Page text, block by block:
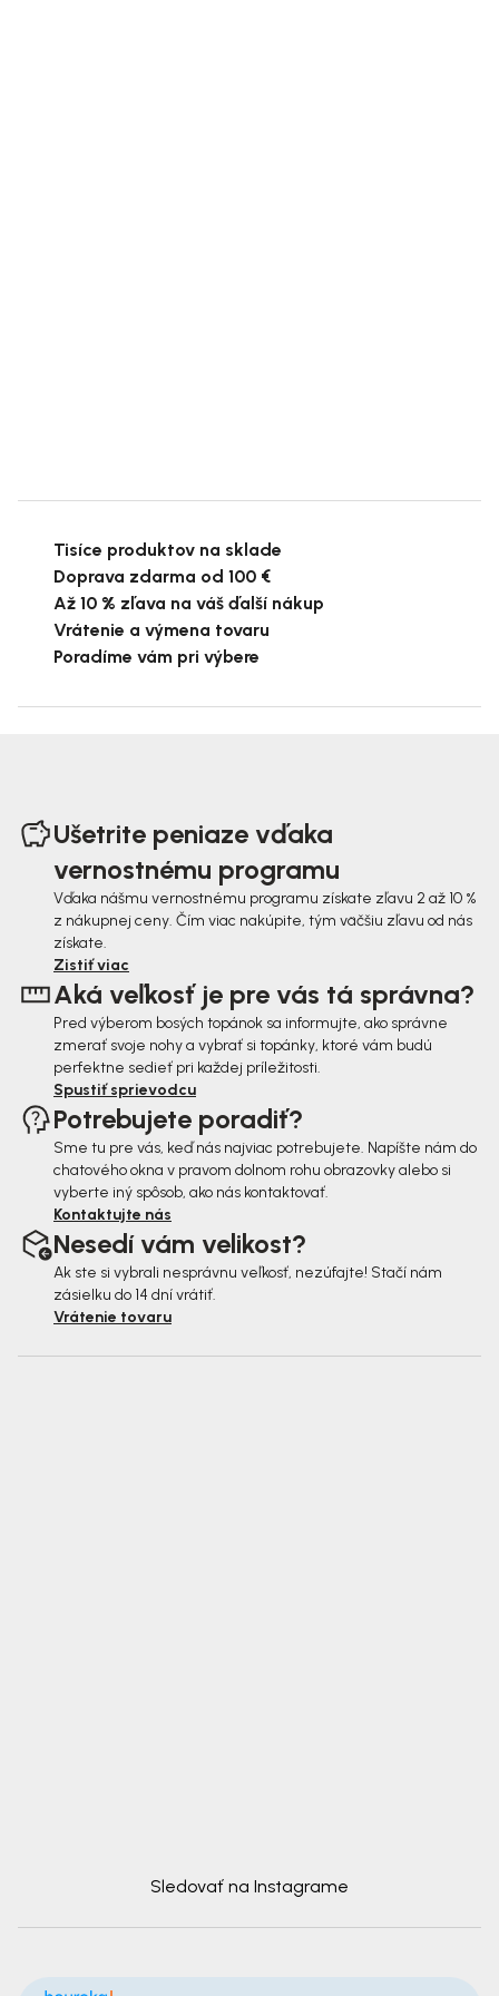
Tisíce produktov na sklade
Doprava zdarma od 100 €
Až 10 % zľava na váš ďalší nákup
Vrátenie a výmena tovaru
Poradíme vám pri výbere
Ušetrite peniaze vďaka
vernostnému programu
Vďaka nášmu vernostnému programu získate zľavu 2 až 10 %
z nákupnej ceny. Čím viac nakúpite, tým väčšiu zľavu od nás
získate.
Zistiť viac
Aká veľkosť je pre vás tá správna?
Pred výberom bosých topánok sa informujte, ako správne
zmerať svoje nohy a vybrať si topánky, ktoré vám budú
perfektne sedieť pri každej príležitosti.
Spustiť sprievodcu
Potrebujete poradiť?
Sme tu pre vás, keď nás najviac potrebujete. Napíšte nám do
chatového okna v pravom dolnom rohu obrazovky alebo si
vyberte iný spôsob, ako nás kontaktovať.
Kontaktujte nás
Nesedí vám velikost?
Ak ste si vybrali nesprávnu veľkosť, nezúfajte! Stačí nám
zásielku do 14 dní vrátiť.
Vrátenie tovaru
Sledovať na Instagrame